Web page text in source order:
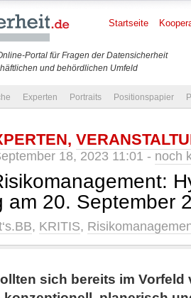
Portal für Fragen der Datensicherheit
und behördlichen Umfeld
Startseite
Experten Portraits Positionspapier
,
18, 2023 11:01 - noch
am 20. September
, KRITIS,
sich bereits im